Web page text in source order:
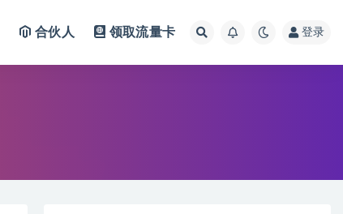
合伙人 领取流量卡 登录